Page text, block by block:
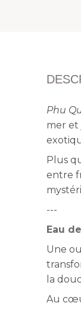
Phu
mer et
Plus
entre
---
Eau
Une
la
Au